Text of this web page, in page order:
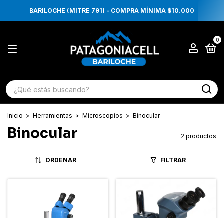
BARILOCHE (MITRE 791) - COMPRA MÍNIMA $10.000
0
Inicio > Herramientas > Microscopios > Binocular
Binocular 2 productos
ORDENAR FILTRAR